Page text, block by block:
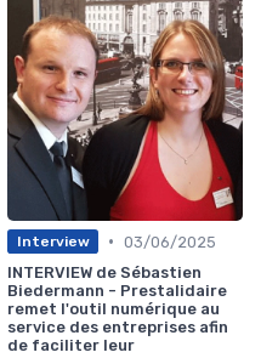
Interview • 03/06/2025
INTERVIEW de Sébastien
Biedermann - Prestalidaire
remet l'outil numérique au
service des entreprises afin
de faciliter leur